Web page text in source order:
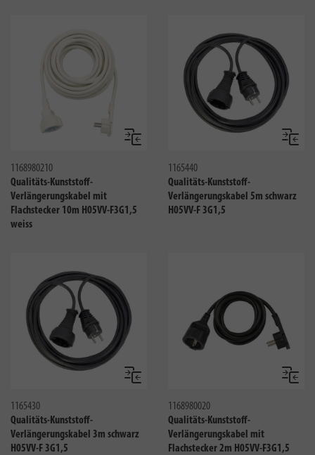
Vergleichen
1168980210
Qualitäts-Kunststoff-
Verlängerungskabel mit
Flachstecker 10m H05VV-F3G1,5
weiss
1165440
Qualitäts-Kunststoff-
Verlängerungskabel 5m schwarz
H05VV-F 3G1,5
Vergleichen
1165430
Qualitäts-Kunststoff-
Verlängerungskabel 3m schwarz
H05VV-F 3G1,5
1168980020
Qualitäts-Kunststoff-
Verlängerungskabel mit
Flachstecker 2m H05VV-F3G1,5